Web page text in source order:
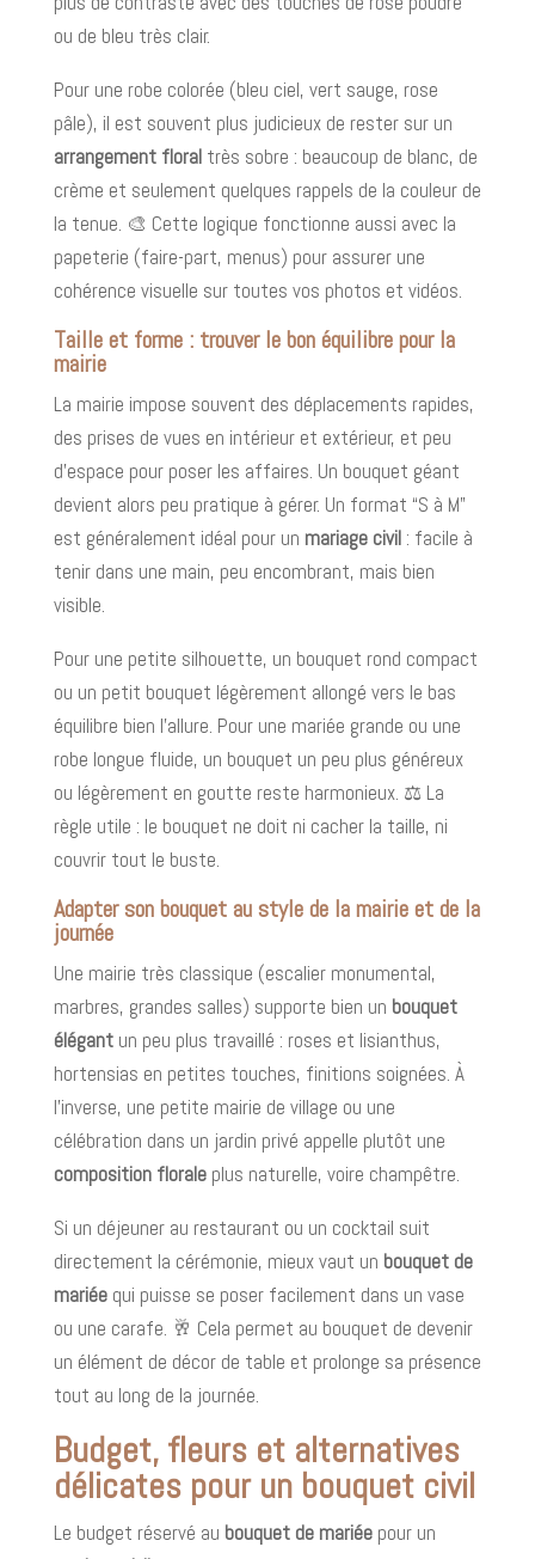
ou de bleu très clair.
Pour une robe colorée (bleu ciel, vert sauge, rose
pâle), il est souvent plus judicieux de rester sur un
arrangement floraltrès sobre : beaucoup de blanc, de
crème et seulement quelques rappels de la couleur de
la tenue. 🎨 Cette logique fonctionne aussi avec la
papeterie (faire-part, menus) pour assurer une
cohérence visuelle sur toutes vos photos et vidéos.
Taille et forme : trouver le bon équilibre pour la
mairie
La mairie impose souvent des déplacements rapides,
des prises de vues en intérieur et extérieur, et peu
d’espace pour poser les affaires. Un bouquet géant
devient alors peu pratique à gérer. Un format “S à M”
est généralement idéal pour un mariage civil: facile à
tenir dans une main, peu encombrant, mais bien
visible.
Pour une petite silhouette, un bouquet rond compact
ou un petit bouquet légèrement allongé vers le bas
équilibre bien l’allure. Pour une mariée grande ou une
robe longue fluide, un bouquet un peu plus généreux
ou légèrement en goutte reste harmonieux. ⚖️ La
règle utile : le bouquet ne doit ni cacher la taille, ni
couvrir tout le buste.
Adapter son bouquet au style de la mairie et de la
journée
Une mairie très classique (escalier monumental,
marbres, grandes salles) supporte bien un bouquet
élégantun peu plus travaillé : roses et lisianthus,
hortensias en petites touches, finitions soignées. À
l’inverse, une petite mairie de village ou une
célébration dans un jardin privé appelle plutôt une
composition floraleplus naturelle, voire champêtre.
Si un déjeuner au restaurant ou un cocktail suit
directement la cérémonie, mieux vaut un bouquet de
mariéequi puisse se poser facilement dans un vase
ou une carafe. 🥂 Cela permet au bouquet de devenir
un élément de décor de table et prolonge sa présence
tout au long de la journée.
Budget, fleurs et alternatives
délicates pour un bouquet civil
Le budget réservé au bouquet de mariéepour un